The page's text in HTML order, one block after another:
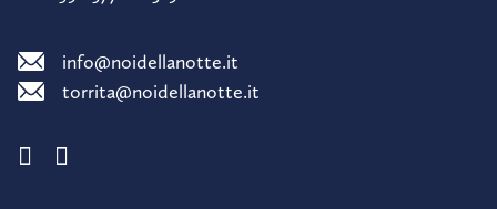
info@noidellanotte.it
torrita@noidellanotte.it